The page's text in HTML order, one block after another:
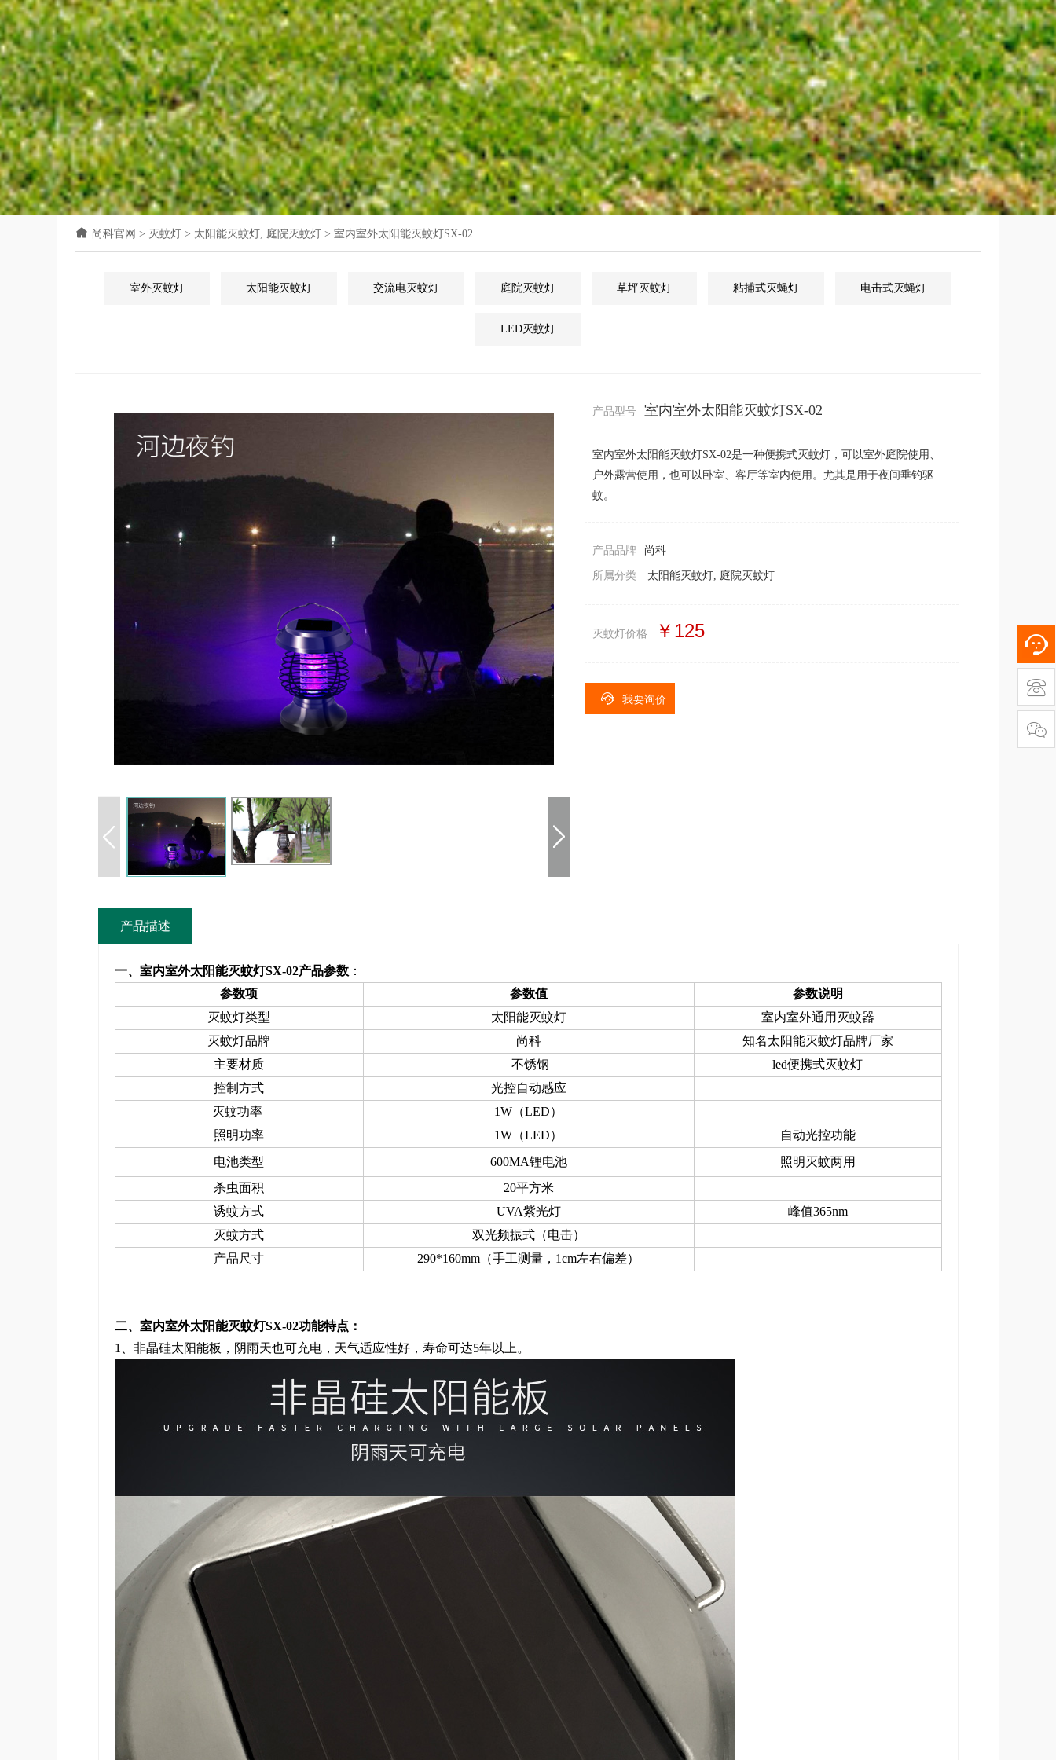
尚科官网 > 灭蚊灯 > 太阳能灭蚊灯, 庭院灭蚊灯 > 室内室外太阳能灭蚊灯SX-02
室外灭蚊灯 太阳能灭蚊灯 交流电灭蚊灯 庭院灭蚊灯 草坪灭蚊灯 粘捕式灭蝇灯 电击式灭蝇灯
LED灭蚊灯
产品型号 室内室外太阳能灭蚊灯SX-02
室内室外太阳能灭蚊灯SX-02是一种便携式灭蚊灯，可以室外庭院使用、
户外露营使用，也可以卧室、客厅等室内使用。尤其是用于夜间垂钓驱
蚊。
产品品牌 尚科
所属分类 太阳能灭蚊灯, 庭院灭蚊灯
灭蚊灯价格 ￥125
我要询价
产品描述
一、室内室外太阳能灭蚊灯SX-02产品参数：
参数项
参数值
参数说明
灭蚊灯类型
太阳能灭蚊灯
室内室外通用灭蚊器
灭蚊灯品牌
尚科
知名太阳能灭蚊灯品牌厂家
主要材质
不锈钢
led便携式灭蚊灯
控制方式
光控自动感应
灭蚊功率
1W（LED）
照明功率
1W（LED）
自动光控功能
电池类型
600MA锂电池
照明灭蚊两用
杀虫面积
20平方米
诱蚊方式
UVA紫光灯
峰值365nm
灭蚊方式
双光频振式（电击）
产品尺寸
290*160mm（手工测量，1cm左右偏差）
二、室内室外太阳能灭蚊灯SX-02功能特点：
1、非晶硅太阳能板，阴雨天也可充电，天气适应性好，寿命可达5年以上。